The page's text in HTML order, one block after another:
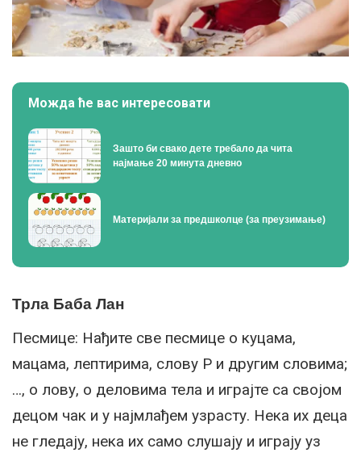
Можда ће вас интересовати
Зашто би свако дете требало да чита
најмање 20 минута дневно
Материјали за предшколце (за преузимање)
Трла Баба Лан
Песмице: Нађите све песмице о куцама,
мацама, лептирима, слову Р и другим словима;
…, о лову, о деловима тела и играјте са својом
децом чак и у најмлађем узрасту. Нека их деца
не гледају, нека их само слушају и играју уз